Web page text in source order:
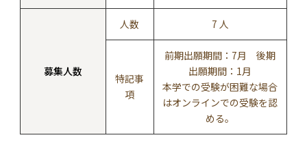
募集人数
人数 7 人
特記事
項
前期出願期間：7月 後期
出願期間：1月
本学での受験が困難な場合
はオンラインでの受験を認
める。